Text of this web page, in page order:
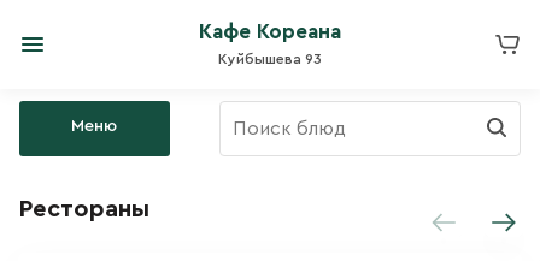
Кафе Кореана
Куйбышева 93
Меню
Рестораны